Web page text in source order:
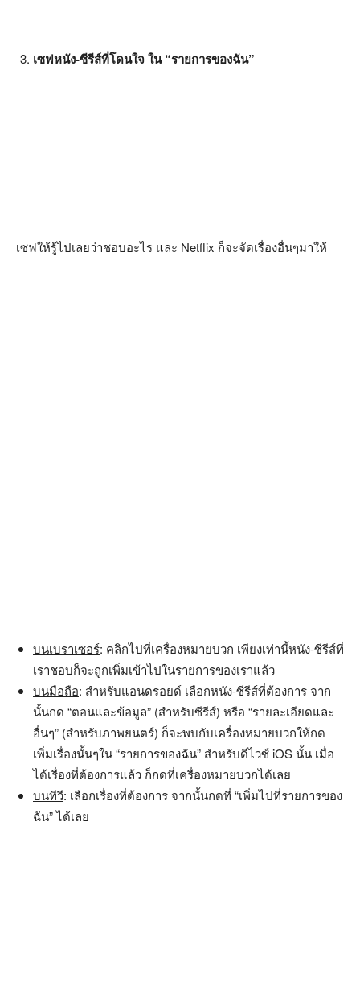
เซฟหนัง-ซีรีส์ที่โดนใจ ใน “รายการของฉัน”
เซฟให้รู้ไปเลยว่าชอบอะไร และ Netflix ก็จะจัดเรื่องอื่นๆมาให้
บนเบราเซอร์: คลิกไปที่เครื่องหมายบวก เพียงเท่านี้หนัง-ซีรีส์ที่
เราชอบก็จะถูกเพิ่มเข้าไปในรายการของเราแล้ว
บนมือถือ: สำหรับแอนดรอยด์ เลือกหนัง-ซีรีส์ที่ต้องการ จาก
นั้นกด “ตอนและข้อมูล” (สำหรับซีรีส์) หรือ “รายละเอียดและ
อื่นๆ” (สำหรับภาพยนตร์) ก็จะพบกับเครื่องหมายบวกให้กด
เพิ่มเรื่องนั้นๆใน “รายการของฉัน” สำหรับดีไวซ์ iOS นั้น เมื่อ
ได้เรื่องที่ต้องการแล้ว ก็กดที่เครื่องหมายบวกได้เลย
บนทีวี: เลือกเรื่องที่ต้องการ จากนั้นกดที่ “เพิ่มไปที่รายการของ
ฉัน” ได้เลย